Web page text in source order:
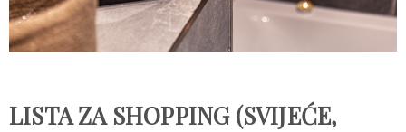
LISTA ZA SHOPPING (SVIJEĆE,